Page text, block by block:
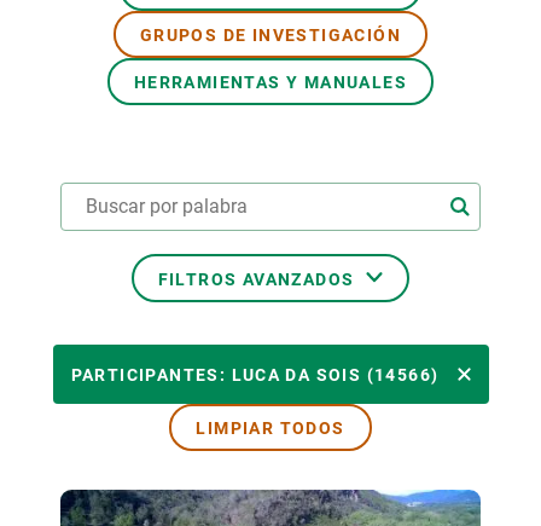
GRUPOS DE INVESTIGACIÓN
HERRAMIENTAS Y MANUALES
FILTROS AVANZADOS
TEMAS TRANSVERSALES
PARTICIPANTES: LUCA DA SOIS (14566)
LIMPIAR TODOS
NOTICIAS Y AGENDA